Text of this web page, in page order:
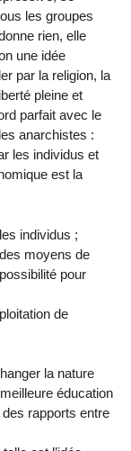
les groupes
rien, elle
une idée
par la religion, la
pleine et
parfait avec le
anarchistes :
les individus et
est la
individus ;
moyens de
pour
de
la nature
éducation
rapports entre